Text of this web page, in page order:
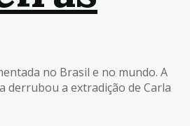
no Brasil e no mundo. A
derrubou a extradição de Carla